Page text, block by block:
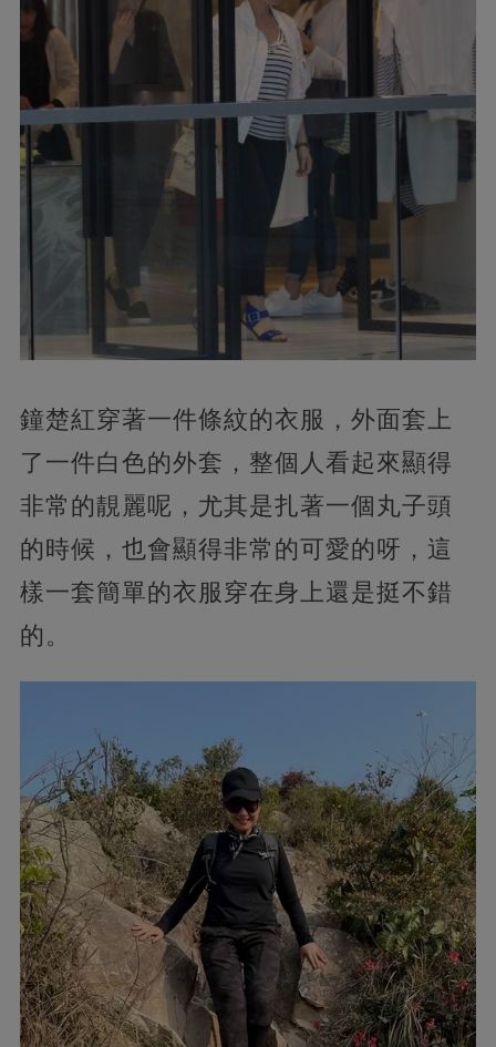
鐘楚紅穿著一件條紋的衣服，外面套上
了一件白色的外套，整個人看起來顯得
非常的靚麗呢，尤其是扎著一個丸子頭
的時候，也會顯得非常的可愛的呀，這
樣一套簡單的衣服穿在身上還是挺不錯
的。